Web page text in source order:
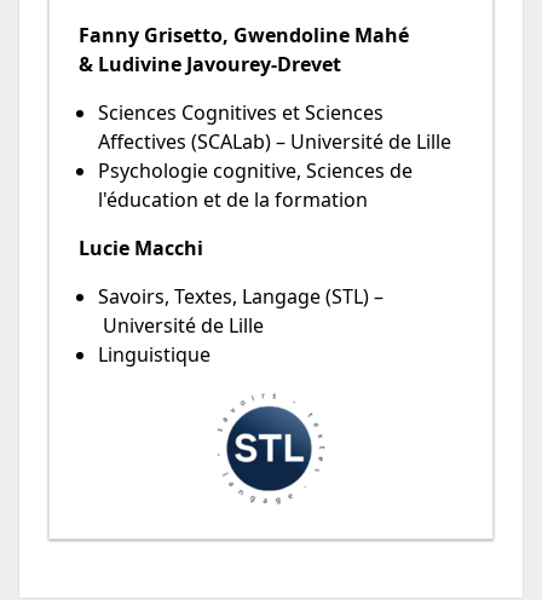
Fanny Grisetto, Gwendoline Mahé
& Ludivine Javourey-Drevet
Sciences Cognitives et Sciences
Affectives (SCALab) – Université de Lille
Psychologie cognitive, Sciences de
l'éducation et de la formation
Lucie Macchi
Savoirs, Textes, Langage (STL) –
Université de Lille
Linguistique